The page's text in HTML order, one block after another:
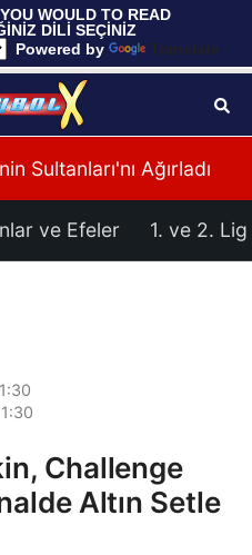
WOULD TO READ
DİLİ SEÇİNİZ
Powered by
Translate
2027 CEV U20
ve Efeler 1. ve 2. Lig
Challenge
Altın Setle